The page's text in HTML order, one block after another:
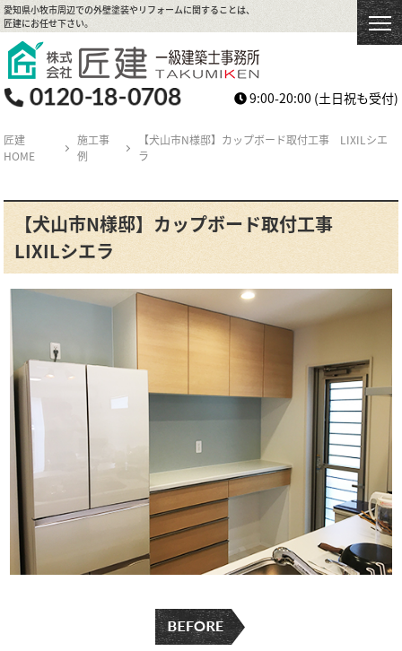
愛知県小牧市周辺での外壁塗装やリフォームに関することは、
匠建にお任せ下さい。
9:00-20:00 (土日祝も受付)
匠建
HOME
施工事
例
【犬山市N様邸】カップボード取付工事 LIXILシエ
ラ
【犬山市N様邸】カップボード取付工事
LIXILシエラ